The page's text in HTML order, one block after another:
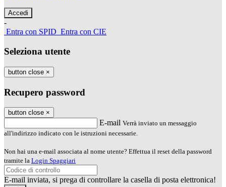
-
Entra con SPID Entra con CIE
Seleziona utente
button close ×
Recupero password
button close ×
E-mail Verrà inviato un messaggio
all'indirizzo indicato con le istruzioni necessarie.
Non hai una e-mail associata al nome utente? Effettua il reset della password
tramite la Login Spaggiari
E-mail inviata, si prega di controllare la casella di posta elettronica!